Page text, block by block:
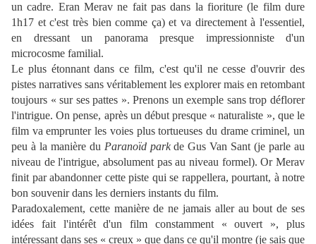
un cadre. Eran Merav ne fait pas dans la fioriture (le film dure
1h17 et c'est très bien comme ça) et va directement à l'essentiel,
en dressant un panorama presque impressionniste d'un
microcosme familial.
Le plus étonnant dans ce film, c'est qu'il ne cesse d'ouvrir des
pistes narratives sans véritablement les explorer mais en retombant
toujours « sur ses pattes ». Prenons un exemple sans trop déflorer
l'intrigue. On pense, après un début presque « naturaliste », que le
film va emprunter les voies plus tortueuses du drame criminel, un
peu à la manière du Paranoïd parkde Gus Van Sant (je parle au
niveau de l'intrigue, absolument pas au niveau formel). Or Merav
finit par abandonner cette piste qui se rappellera, pourtant, à notre
bon souvenir dans les derniers instants du film.
Paradoxalement, cette manière de ne jamais aller au bout de ses
idées fait l'intérêt d'un film constamment « ouvert », plus
intéressant dans ses « creux » que dans ce qu'il montre (je sais que